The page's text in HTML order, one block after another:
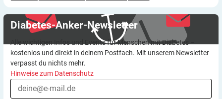
Diabetes-Anker-Newsletter
Alle wichtigen Infos und Events für Menschen mit Diabetes –
kostenlos und direkt in deinem Postfach. Mit unserem Newsletter
verpasst du nichts mehr.
Hinweise zum Datenschutz